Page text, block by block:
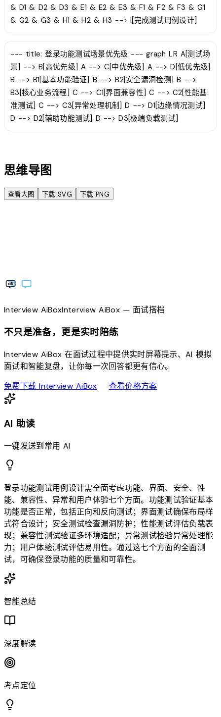
& D1 & D2 & D3 & E1 & E2 & E3 & F1 & F2 & F3 & G1
& G2 & G3 & H1 & H2 & H3 --> I[完成测试用例设计]
--- title: 登录功能测试场景优先级 --- graph LR A[测试场
景] --> B[高优先级] A --> C[中优先级] A --> D[低优先级]
B --> B1[基本功能验证] B --> B2[安全漏洞检测] B -->
B3[核心业务流程] C --> C1[界面兼容性] C --> C2[性能基
准测试] C --> C3[异常处理机制] D --> D1[边缘情况测试]
D --> D2[辅助功能测试] D --> D3[极端负载测试]
思维导图
查看大图 下载 SVG 下载 PNG
Interview AiBoxInterviewAiBox— 面试搭档
不只是准备，更是实时陪练
Interview AiBox 在面试过程中提供实时屏幕提示、AI 模拟
面试和智能复盘，让你每一次回答都更有信心。
免费下载 Interview AiBoxdownload查看价格方案sell
AI 助读
一键发送到常用 AI
登录功能测试用例设计需全面考虑功能、界面、安全、性
能、兼容性、异常和用户体验七个方面。功能测试验证基本
功能是否正常，包括正向和反向测试；界面测试确保布局样
式符合设计；安全测试检查漏洞防护；性能测试评估负载表
现；兼容性测试验证多环境适配；异常测试检验异常处理能
力；用户体验测试评估易用性。通过这七个方面的全面测
试，可确保登录功能的质量和可靠性。
智能总结
深度解读
考点定位